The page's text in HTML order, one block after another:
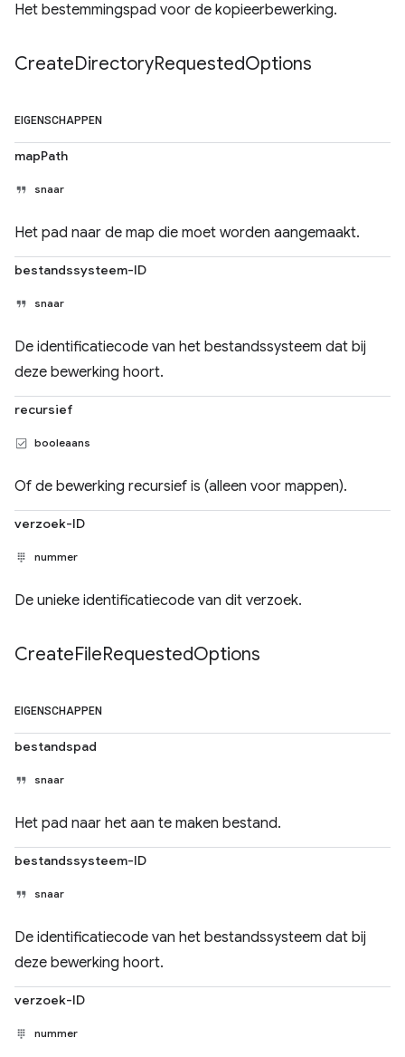
Het bestemmingspad voor de kopieerbewerking.
CreateDirectoryRequestedOptions
EIGENSCHAPPEN
mapPath
snaar
Het pad naar de map die moet worden aangemaakt.
bestandssysteem-ID
snaar
De identificatiecode van het bestandssysteem dat bij
deze bewerking hoort.
recursief
booleaans
Of de bewerking recursief is (alleen voor mappen).
verzoek-ID
nummer
De unieke identificatiecode van dit verzoek.
CreateFileRequestedOptions
EIGENSCHAPPEN
bestandspad
snaar
Het pad naar het aan te maken bestand.
bestandssysteem-ID
snaar
De identificatiecode van het bestandssysteem dat bij
deze bewerking hoort.
verzoek-ID
nummer